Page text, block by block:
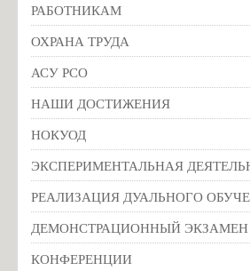
РАБОТНИКАМ
ОХРАНА ТРУДА
АСУ РСО
НАШИ ДОСТИЖЕНИЯ
НОКУОД
ЭКСПЕРИМЕНТАЛЬНАЯ
РЕАЛИЗАЦИЯ ДУАЛЬНОГО
ДЕМОНСТРАЦИОННЫЙ ЭКЗАМЕН
КОНФЕРЕНЦИИ